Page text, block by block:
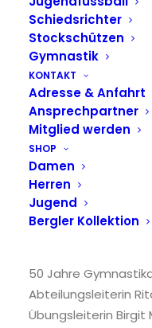
Schiedsrichter
Stockschützen
Gymnastik
KONTAKT
Adresse & Anfahrt
Ansprechpartner
Mitglied werden
SHOP
Damen
Herren
Jugend
Bergler Kollektion
50 Jahre
Abteilungsleiterin
Übungsleiterin Birgit